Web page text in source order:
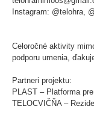
Instagram: @telohra,
Celoročné aktivity
podporu umenia,
Partneri projektu:
PLAST – Platforma
TELOCVIČŇA –